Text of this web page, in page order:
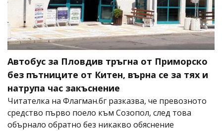
Автобус за Пловдив тръгна от Приморско
без пътниците от Китен, върна се за тях и
натрупа час закъснение
Читателка на Флагман.бг разказва, че превозното
средство първо поело към Созопол, след това
обърнало обратно без никакво обяснение